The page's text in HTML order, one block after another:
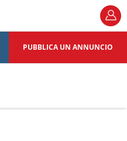
PUBBLICA UN ANNUNCIO